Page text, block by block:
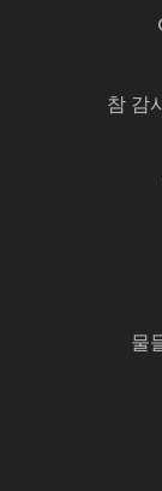
참 감
물